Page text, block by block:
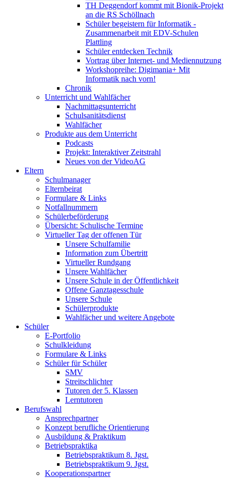
TH Deggendorf kommt mit Bionik-Projekt
an die RS Schöllnach
Schüler begeistern für Informatik -
Zusammenarbeit mit EDV-Schulen
Plattling
Schüler entdecken Technik
Vortrag über Internet- und Mediennutzung
Workshopreihe: Digimania+ Mit
Informatik nach vorn!
Chronik
Unterricht und Wahlfächer
Nachmittagsunterricht
Schulsanitätsdienst
Wahlfächer
Produkte aus dem Unterricht
Podcasts
Projekt: Interaktiver Zeitstrahl
Neues von der VideoAG
Eltern
Schulmanager
Elternbeirat
Formulare & Links
Notfallnummern
Schülerbeförderung
Übersicht: Schulische Termine
Virtueller Tag der offenen Tür
Unsere Schulfamilie
Information zum Übertritt
Virtueller Rundgang
Unsere Wahlfächer
Unsere Schule in der Öffentlichkeit
Offene Ganztagesschule
Unsere Schule
Schülerprodukte
Wahlfächer und weitere Angebote
Schüler
E-Portfolio
Schulkleidung
Formulare & Links
Schüler für Schüler
SMV
Streitschlichter
Tutoren der 5. Klassen
Lerntutoren
Berufswahl
Ansprechpartner
Konzept berufliche Orientierung
Ausbildung & Praktikum
Betriebspraktika
Betriebspraktikum 8. Jgst.
Betriebspraktikum 9. Jgst.
Kooperationspartner